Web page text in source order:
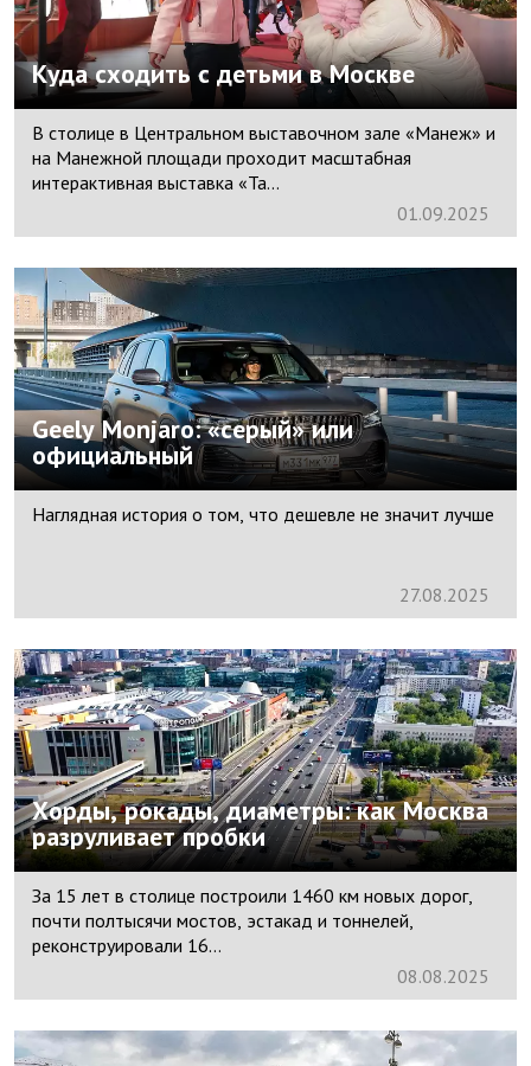
Куда сходить с детьми в Москве
В столице в Центральном выставочном зале «Манеж» и
на Манежной площади проходит масштабная
интерактивная выставка «Та...
01.09.2025
Geely Monjaro: «серый» или
официальный
Наглядная история о том, что дешевле не значит лучше
27.08.2025
Хорды, рокады, диаметры: как Москва
разруливает пробки
За 15 лет в столице построили 1460 км новых дорог,
почти полтысячи мостов, эстакад и тоннелей,
реконструировали 16...
08.08.2025